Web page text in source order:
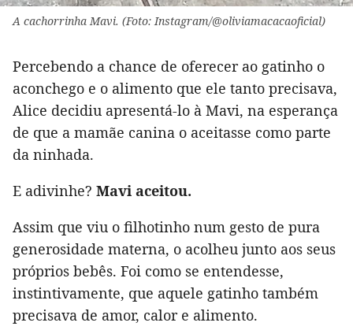
A cachorrinha Mavi. (Foto: Instagram/@oliviamacacaoficial)
Percebendo a chance de oferecer ao gatinho o
aconchego e o alimento que ele tanto precisava,
Alice decidiu apresentá-lo à Mavi, na esperança
de que a mamãe canina o aceitasse como parte
da ninhada.
E adivinhe? Mavi aceitou.
Assim que viu o filhotinho num gesto de pura
generosidade materna, o acolheu junto aos seus
próprios bebês. Foi como se entendesse,
instintivamente, que aquele gatinho também
precisava de amor, calor e alimento.